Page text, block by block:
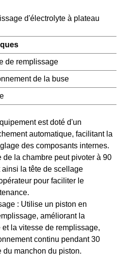
de remplissage
de la buse
est doté d'un
automatique, facilitant la
des composants internes.
de la chambre peut pivoter à 90
la tête de scellage
pour faciliter le
: Utilise un piston en
améliorant la
la vitesse de remplissage,
continu pendant 30
du manchon du piston.